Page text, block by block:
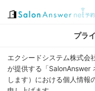
プラ
エクシードシステム株式会
が提供する「SalonAnswer
します）における個人情報